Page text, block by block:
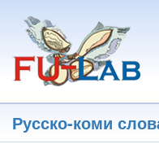
основному
содержанию
Русско-коми